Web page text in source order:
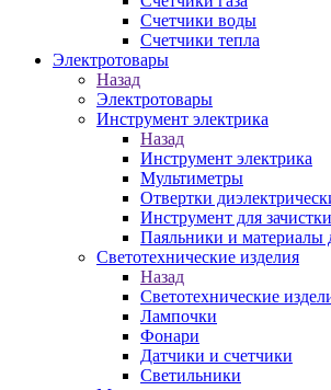
Счетчики воды
Счетчики тепла
Электротовары
Назад
Электротовары
Инструмент электрика
Назад
Инструмент электрика
Мультиметры
Отвертки
Инструмент для
Паяльники и материалы
Светотехнические изделия
Назад
Светотехнические
Лампочки
Фонари
Датчики и счетчики
Светильники